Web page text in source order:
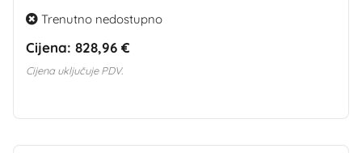
Trenutno nedostupno
Cijena: 828,96 €
Cijena uključuje PDV.